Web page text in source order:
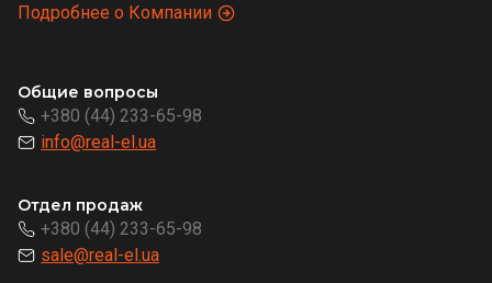
Подробнее о Компании
Общие вопросы
+380 (44) 233-65-98
info@real-el.ua
Отдел продаж
+380 (44) 233-65-98
sale@real-el.ua